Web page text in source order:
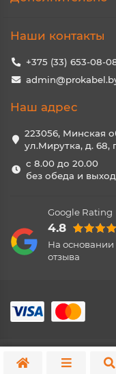
Наши контакты
+375 (33) 653-08-
Наш адрес
223056, Минская
ул.Мирутка, д. 68,
с 8.00 до 20.00
без обеда и
Google Rating
4.8
На основании
отзыва